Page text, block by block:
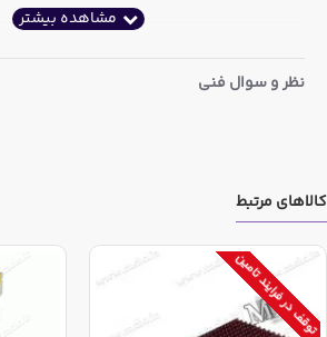
نظر و سوال فنی
کالاهای مرتبط
توقف در فرایند تامین